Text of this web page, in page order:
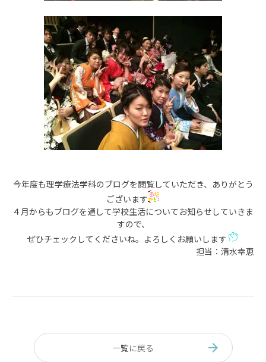
今年度も理学療法学科のブログを閲覧していただき、ありがとう
ございます
４月からもブログを通して学校生活についてお知らせしていきま
すので、
ぜひチェックしてくださいね。よろしくお願いします
担当：清水幸恵
一覧に戻る